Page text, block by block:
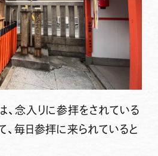
、念入りに参拝をされている
、毎日参拝に来られていると